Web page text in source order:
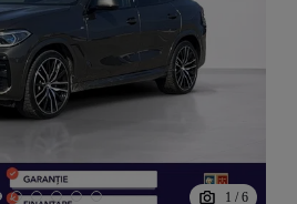
1 / 6